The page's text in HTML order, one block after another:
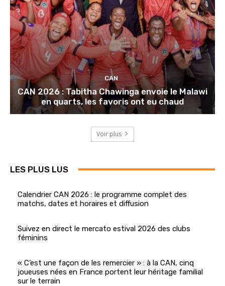
CAN
CAN 2026 : Tabitha Chawinga envoie le Malawi
en quarts, les favoris ont eu chaud
Voir plus
LES PLUS LUS
Calendrier CAN 2026 : le programme complet des
matchs, dates et horaires et diffusion
Suivez en direct le mercato estival 2026 des clubs
féminins
« C’est une façon de les remercier » : à la CAN, cinq
joueuses nées en France portent leur héritage familial
sur le terrain